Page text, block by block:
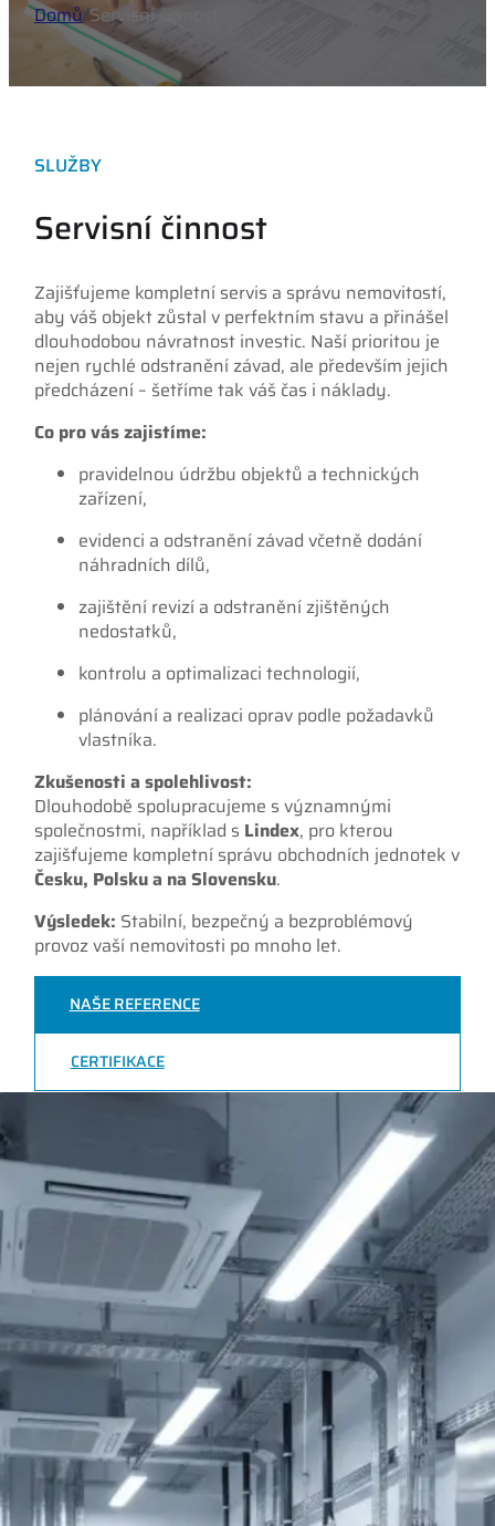
Domů/Servisní činnost
SLUŽBY
Servisní činnost
Zajišťujeme kompletní servis a správu nemovitostí,
aby váš objekt zůstal v perfektním stavu a přinášel
dlouhodobou návratnost investic. Naší prioritou je
nejen rychlé odstranění závad, ale především jejich
předcházení – šetříme tak váš čas i náklady.
Co pro vás zajistíme:
pravidelnou údržbu objektů a technických
zařízení,
evidenci a odstranění závad včetně dodání
náhradních dílů,
zajištění revizí a odstranění zjištěných
nedostatků,
kontrolu a optimalizaci technologií,
plánování a realizaci oprav podle požadavků
vlastníka.
Zkušenosti a spolehlivost:
Dlouhodobě spolupracujeme s významnými
společnostmi, například s Lindex, pro kterou
zajišťujeme kompletní správu obchodních jednotek v
Česku, Polsku a na Slovensku.
Výsledek: Stabilní, bezpečný a bezproblémový
provoz vaší nemovitosti po mnoho let.
NAŠE REFERENCE
CERTIFIKACE